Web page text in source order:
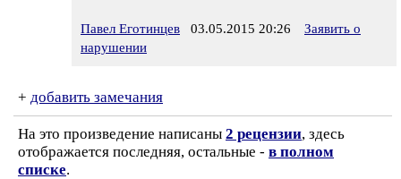
Павел Еготинцев 03.05.2015 20:26
Заявить о
нарушении
+ добавить замечания
На это произведение написаны 2 рецензии, здесь
отображается последняя, остальные - в полном
списке.